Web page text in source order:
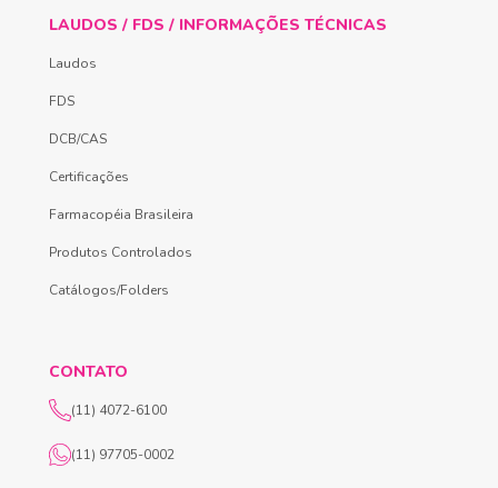
LAUDOS / FDS / INFORMAÇÕES TÉCNICAS
Laudos
FDS
DCB/CAS
Certificações
Farmacopéia Brasileira
Produtos Controlados
Catálogos/Folders
CONTATO
(11) 4072-6100
(11) 97705-0002